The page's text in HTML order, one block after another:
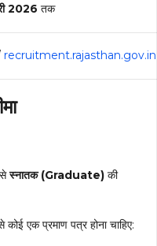
2026 तक
recruitment.rajasthan.gov.in
सेस्नातक (Graduate) की
एक प्रमाण पत्र होना चाहिए: